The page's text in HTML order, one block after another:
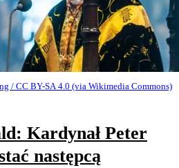
/ CC BY-SA 4.0 (via Wikimedia Commons)
Kardynał Peter
następcą